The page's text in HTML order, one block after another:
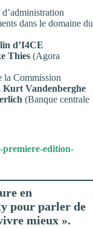
dans le domaine du
d’I4CE
Thies (Agora
la Commission
Kurt Vandenberghe
(Banque centrale
premiere-edition-
en
pour parler de
mieux ».